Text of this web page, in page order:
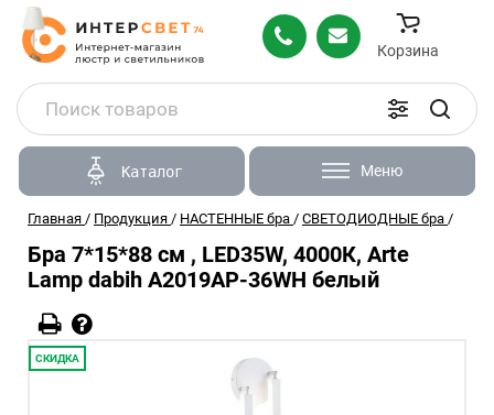
Корзина
Каталог Меню
Главная / Продукция / НАСТЕННЫЕ бра / СВЕТОДИОДНЫЕ бра /
Бра 7*15*88 см , LED35W, 4000К, Arte
Lamp dabih A2019AP-36WH белый
СКИДКА